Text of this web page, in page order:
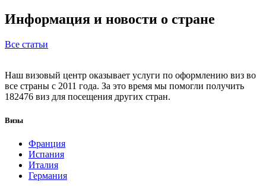
Информация и новости о стране
Все статьи
Наш визовый центр оказывает услуги по оформлению виз во
все страны с 2011 года. За это время мы помогли получить
182476 виз для посещения других стран.
Визы
Франция
Испания
Италия
Германия